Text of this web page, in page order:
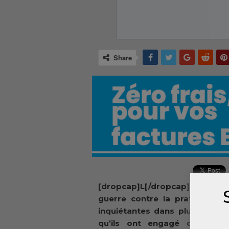
Share
[dropcap]L[/dropcap]es
guerre contre la pratique
inquiétantes dans plusieurs
qu’ils ont engagé des